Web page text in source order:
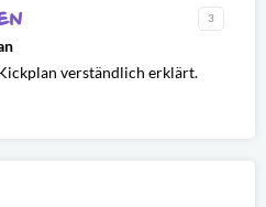
3
verständlich erklärt.